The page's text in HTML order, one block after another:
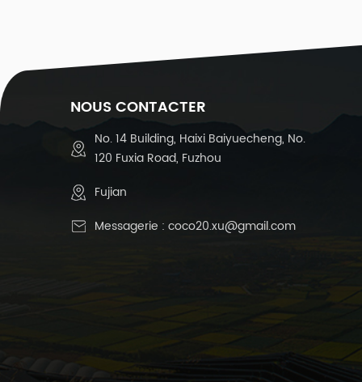
NOUS CONTACTER
No. 14 Building, Haixi Baiyuecheng, No.
120 Fuxia Road, Fuzhou
Fujian
Messagerie : coco20.xu@gmail.com